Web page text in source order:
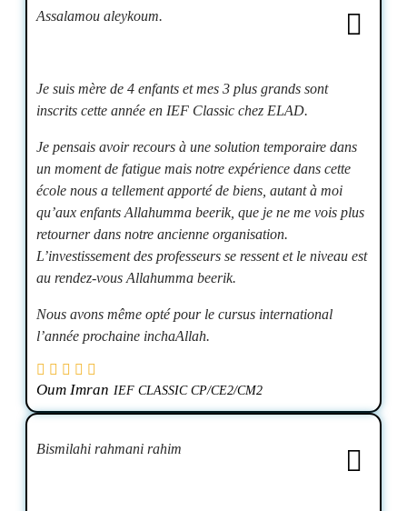
Assalamou aleykoum.
Je suis mère de 4 enfants et mes 3 plus grands sont
inscrits cette année en IEF Classic chez ELAD.
Je pensais avoir recours à une solution temporaire dans
un moment de fatigue mais notre expérience dans cette
école nous a tellement apporté de biens, autant à moi
qu’aux enfants Allahumma beerik, que je ne me vois plus
retourner dans notre ancienne organisation.
L’investissement des professeurs se ressent et le niveau est
au rendez-vous Allahumma beerik.
Nous avons même opté pour le cursus international
l’année prochaine inchaAllah.
Oum Imran IEF CLASSIC CP/CE2/CM2
Bismilahi rahmani rahim